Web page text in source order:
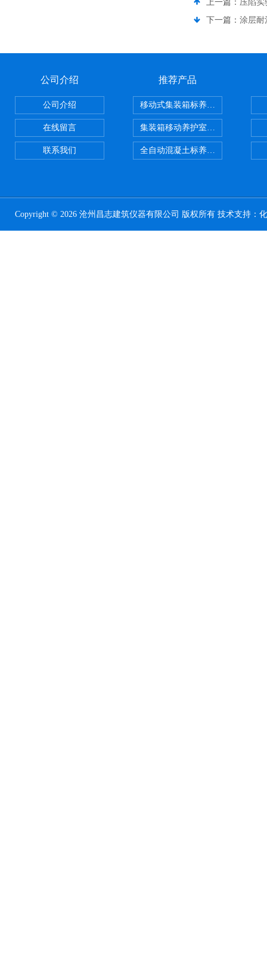
上一篇： 压陷实
下一篇： 涂层耐
公司介绍
公司介绍
在线留言
联系我们
推荐产品
移动式集装箱标养室 养护室设备
集装箱移动养护室 标养室
全自动混凝土标养室恒温恒湿设备
Copyright © 2026 沧州昌志建筑仪器有限公司 版权所有 技术支持：